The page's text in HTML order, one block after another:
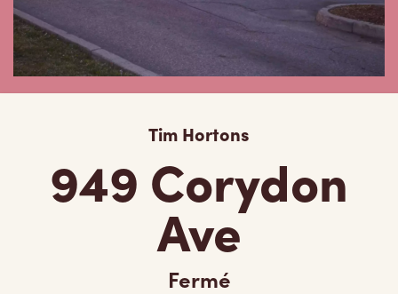
Tim Hortons
949 Corydon
Ave
Fermé